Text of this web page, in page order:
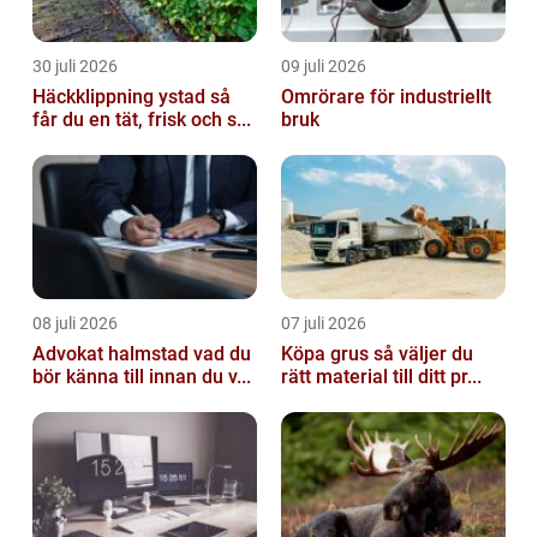
30 juli 2026
Häckklippning ystad så
får du en tät, frisk och s...
09 juli 2026
Omrörare för industriellt
bruk
08 juli 2026
Advokat halmstad vad du
bör känna till innan du v...
07 juli 2026
Köpa grus så väljer du
rätt material till ditt pr...